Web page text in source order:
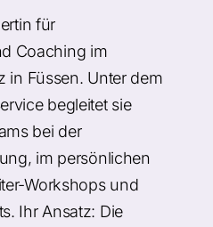
für
Coaching im
in Füssen. Unter dem
begleitet sie
bei der
im persönlichen
Workshops und
Ihr Ansatz: Die